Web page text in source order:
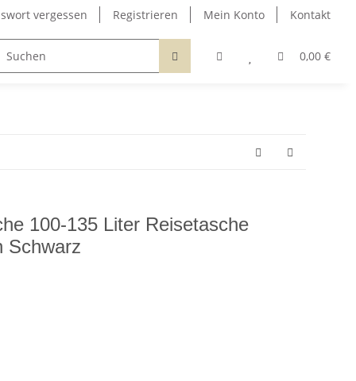
vergessen Registrieren Mein Konto Kontakt
0,00 €
100-135 Liter Reisetasche
Schwarz